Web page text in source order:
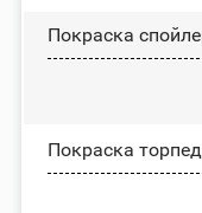
Покраска
Покраска